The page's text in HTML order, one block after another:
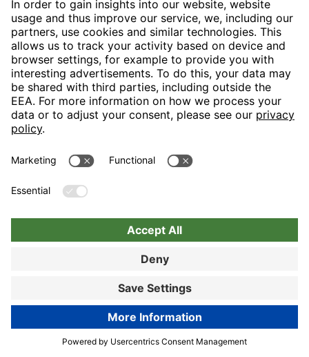
BOOK NOW
werden Ihr Feedback zum Anlass
nehmen, mit unseren Kollegen von der
Bar Rücksprache zu halten. Ein solches
Verhalten wir von Ihnen beschrieben ist
inakzeptable und wird unsererseits
keinesfalls toleriert. Das Wohl unserer
Gäste, insbesondere unserer
Stammgäste, liegt uns sehr am Herzen
zukünftigen Besuch wieder zu Ihrer
hoffen auf ein Wiedersehen, und
Grüßen aus der Hauptstadt. Ihr Team der
Book now